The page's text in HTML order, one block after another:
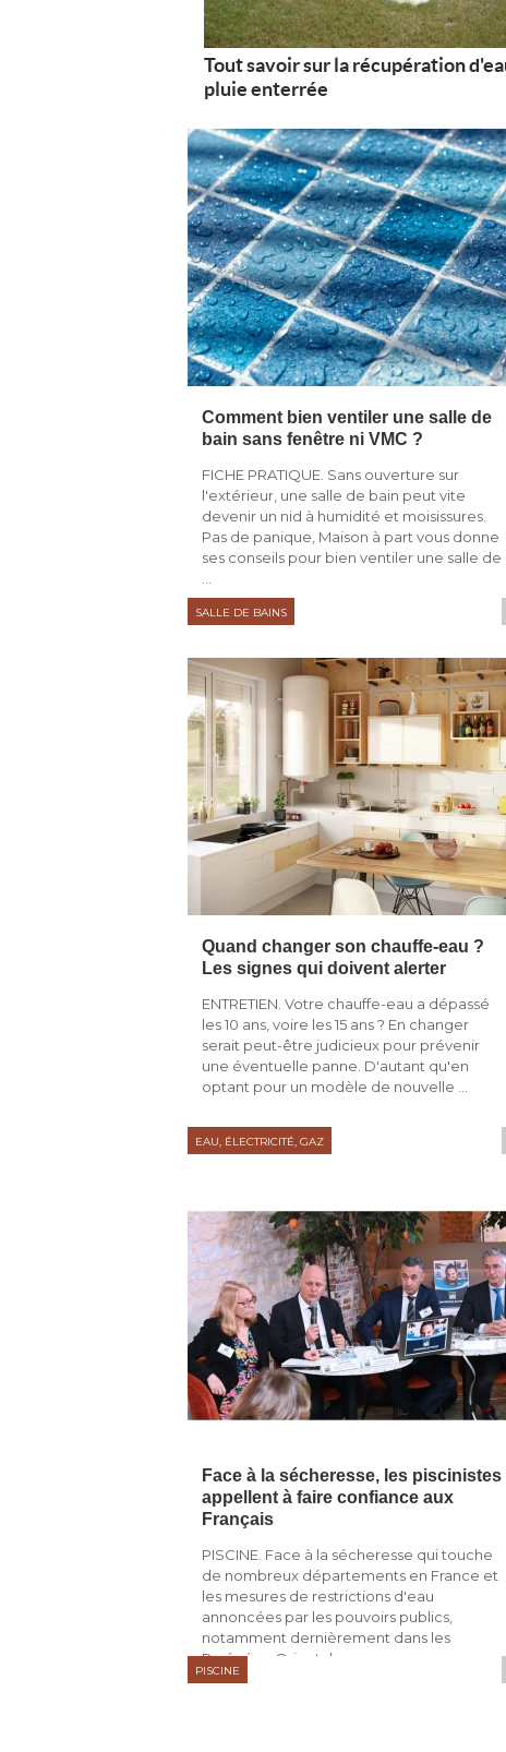
Tout savoir sur la récupération
pluie enterrée
Comment bien ventiler une salle de
bain sans fenêtre ni VMC ?
FICHE PRATIQUE. Sans ouverture sur
l'extérieur, une salle de bain peut vite
devenir un nid à humidité et moisissures.
Pas de panique, Maison à part vous donne
ses conseils pour bien ventiler une salle de
SALLE DE BAINS
Quand changer son chauffe-eau ?
Les signes qui doivent alerter
ENTRETIEN. Votre chauffe-eau a dépassé
les 10 ans, voire les 15 ans ? En changer
serait peut-être judicieux pour prévenir
une éventuelle panne. D'autant qu'en
optant pour un modèle de nouvelle ...
EAU, ÉLECTRICITÉ, GAZ
Face à la sécheresse, les piscinistes
appellent à faire confiance aux
Français
PISCINE. Face à la sécheresse qui touche
de nombreux départements en France et
les mesures de restrictions d'eau
annoncées par les pouvoirs publics,
notamment dernièrement dans les
Pyrénées-Orientales, ...
PISCINE